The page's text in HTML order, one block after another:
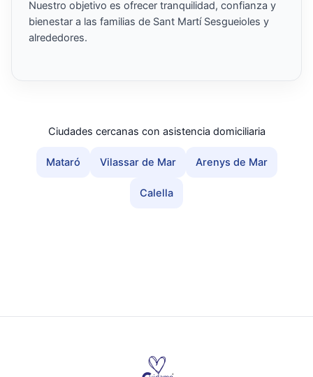
Nuestro objetivo es ofrecer tranquilidad, confianza y
bienestar a las familias de Sant Martí Sesgueioles y
alrededores.
Ciudades cercanas con asistencia domiciliaria
Mataró Vilassar de Mar Arenys de Mar
Calella